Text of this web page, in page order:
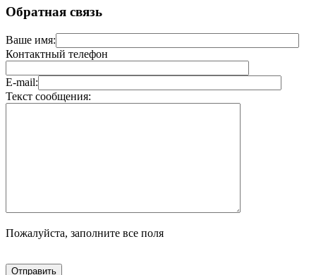
Обратная связь
Ваше имя:
Контактный телефон
E-mail:
Текст сообщения:
Пожалуйста, заполните все поля